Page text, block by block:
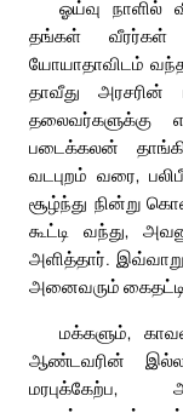
ஓய்வு நாளில்
தங்கள் வீரர்கள்
யோயாதாவிடம்
தாவீது அரசரின்
தலைவர்களுக்கு
படைக்கலன்
வடபுறம் வரை,
சூழ்ந்து நின்று
கூட்டி வந்து,
அளித்தார்.
அனைவரும் கைதட்டி
மக்களும்,
ஆண்டவரின்
மரபுக்கேற்ப,